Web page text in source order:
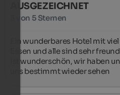
AUSGEZEICHNET
5 von 5 Sternen
Ein wunderbares Hotel mit
Essen und alle sind sehr
ist wunderschön, wir haben
uns bestimmt wieder sehen ️️